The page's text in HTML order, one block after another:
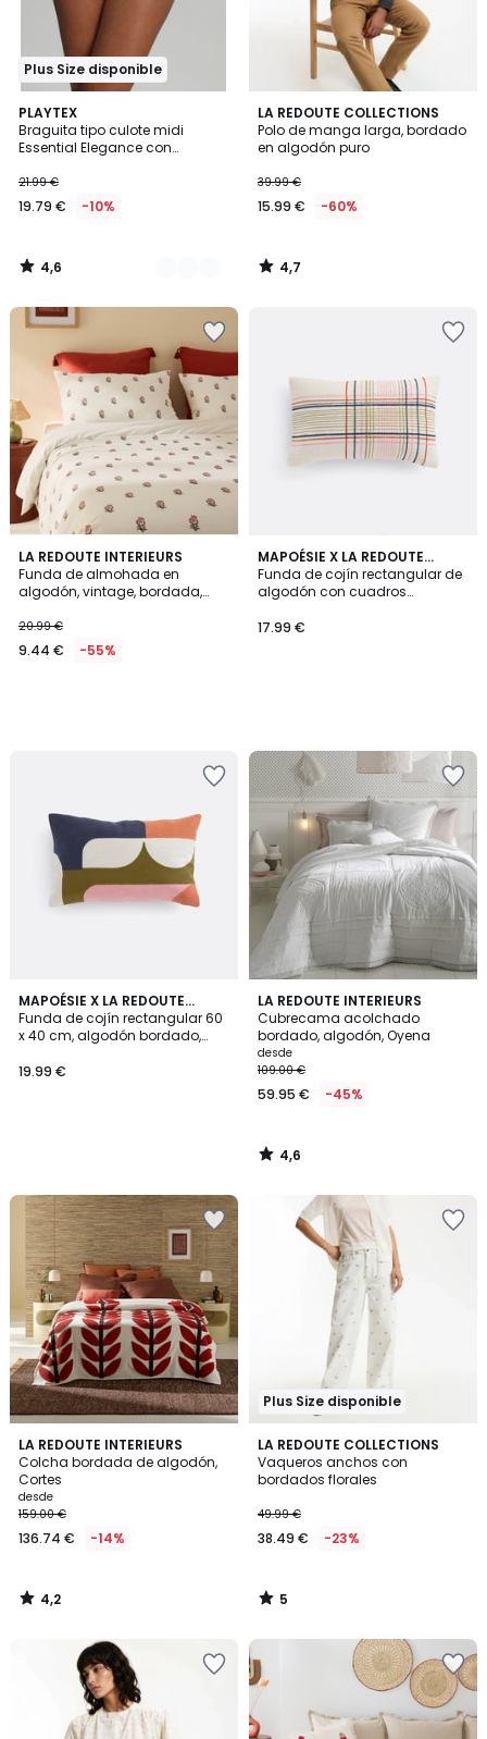
Plus Size disponible
PLAYTEX
Braguita tipo culote midi
Essential Elegance con
21.99 €
19.79 € -10%
4,6
/ 5
3
Colores
4,6
/
LA REDOUTE COLLECTIONS
Polo de manga larga, bordado
en algodón puro
39.99 €
15.99 € -60%
4,7
/ 5
4,7
/
LA REDOUTE INTERIEURS
Funda de almohada en
algodón, vintage, bordada,
20.99 €
9.44 € -55%
MAPOÉSIE X LA REDOUTE
INTÉRIEURS
Funda de cojín rectangular de
algodón con cuadros
17.99 €
MAPOÉSIE X LA REDOUTE
INTÉRIEURS
Funda de cojín rectangular 60
x 40 cm, algodón bordado,
19.99 €
LA REDOUTE INTERIEURS
Cubrecama acolchado
bordado, algodón, Oyena
desde
109.00 €
59.95 € -45%
4,6
/ 5
4,6
/
LA REDOUTE INTERIEURS
Colcha bordada de algodón,
Cortes
desde
159.00 €
136.74 € -14%
4,2
/ 5
4,2
/
Plus Size disponible
LA REDOUTE COLLECTIONS
Vaqueros anchos con
bordados florales
49.99 €
38.49 € -23%
5
/
5
5
/